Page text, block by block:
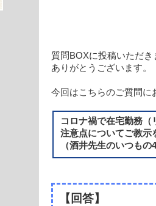
質問BOXに投稿いただき
ありがとうございます。
今回はこちらのご質問に
コロナ禍で在宅勤務
注意点についてご教
（酒井先生のいつも
【回答】